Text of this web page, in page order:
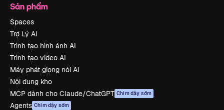
Sản phẩm
Spaces
Trợ Lý AI
Trình tạo hình ảnh AI
Trình tạo video AI
Máy phát giọng nói AI
Nội dung kho
MCP dành cho Claude/ChatGPT Chim dậy sớm
Agents Chim dậy sớm